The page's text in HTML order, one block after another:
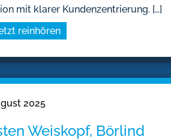
mit klarer Kundenzentrierung. […]
reinhören
2025
Weiskopf, Börlind